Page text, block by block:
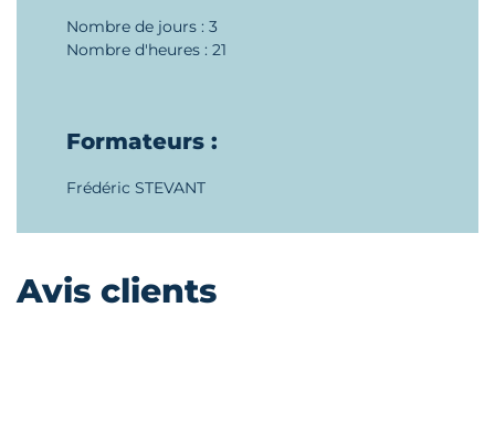
Nombre de jours : 3
Nombre d'heures : 21
Formateurs :
Frédéric STEVANT
Avis clients